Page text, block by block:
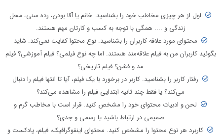
اول از هر چیزی مخاطب خود را بشناسید. خانم یا آقا بودن، رده سنی، محل
زندگی و .... همگی با توجه به کسب و کارتان مهم هستند.
محتوای مورد علاقه کاربران را بشناسید. نوع محتوا کفایت نمی‌کند. شاید
بگوئید کاربران من به فیلم علاقه‌مند هستند. اما چه نوع فیلمی؟ فیلم آموزشی؟ فیلم
مد و فشن؟ فیلم تاریخی؟
رفتار کاربر را بشناسید. کاربر در برخورد با یک فیلم، آیا تا انتها فیلم را دنبال
می‌کند؟ یا فقط چند ثانیه ابتدایی فیلم را مشاهده می‌کند؟
لحن و ادبیات محتوای خود را مشخص کنید. قرار است با مخاطب گرم و
صمیمی در ارتباط باشید یا رسمی و جدی؟
کاربرد هر نوع محتوا را مشخص کنید. محتوای اینفوگرافیک، فیلم، پادکست و